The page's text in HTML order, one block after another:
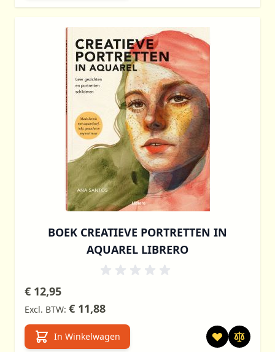
BOEK CREATIEVE PORTRETTEN IN
AQUAREL LIBRERO
€ 12,95
€ 11,88
In Winkelwagen